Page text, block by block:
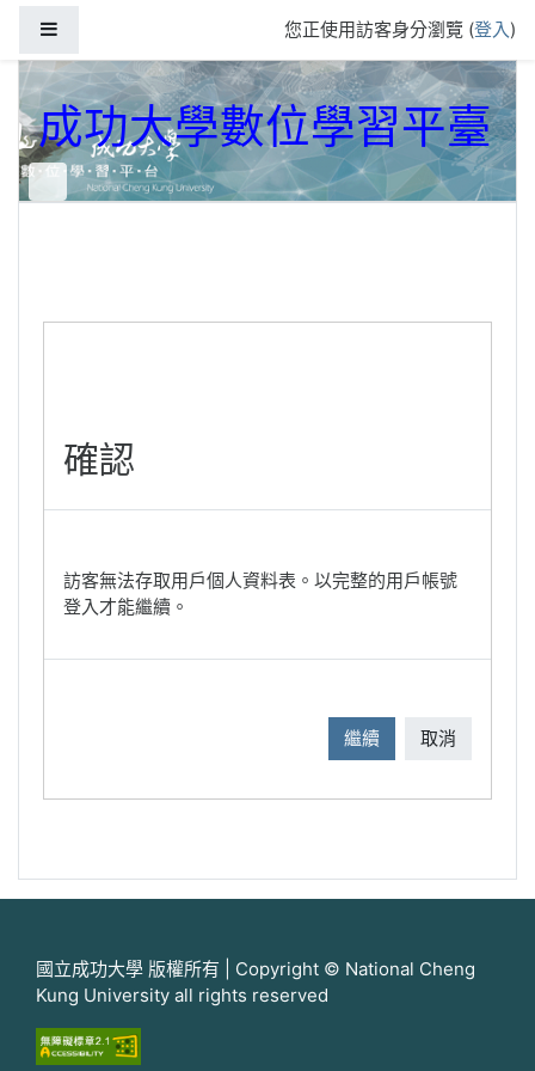
您正使用訪客身分瀏覽 (登入)
成功大學數位學習平臺
確認
訪客無法存取用戶個人資料表。以完整的用戶帳號
登入才能繼續。
繼續 取消
國立成功大學 版權所有 | Copyright © National Cheng
Kung University all rights reserved